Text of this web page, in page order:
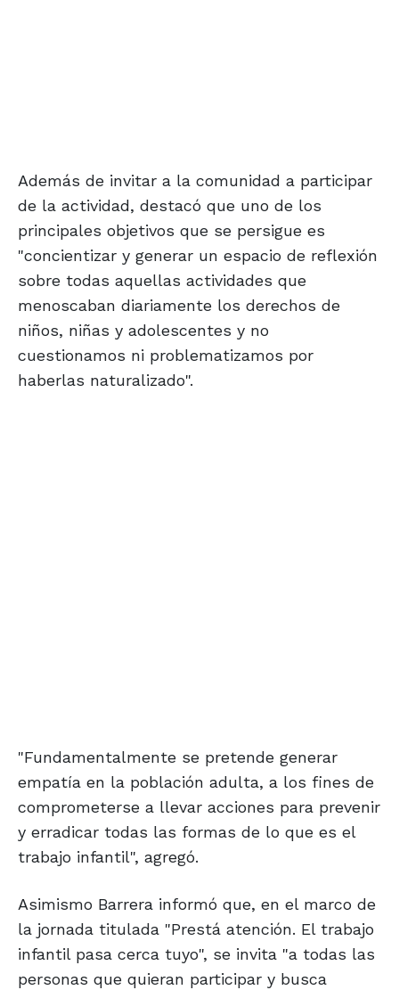
Además de invitar a la comunidad a participar
de la actividad, destacó que uno de los
principales objetivos que se persigue es
"concientizar y generar un espacio de reflexión
sobre todas aquellas actividades que
menoscaban diariamente los derechos de
niños, niñas y adolescentes y no
cuestionamos ni problematizamos por
haberlas naturalizado".
"Fundamentalmente se pretende generar
empatía en la población adulta, a los fines de
comprometerse a llevar acciones para prevenir
y erradicar todas las formas de lo que es el
trabajo infantil", agregó.
Asimismo Barrera informó que, en el marco de
la jornada titulada "Prestá atención. El trabajo
infantil pasa cerca tuyo", se invita "a todas las
personas que quieran participar y busca